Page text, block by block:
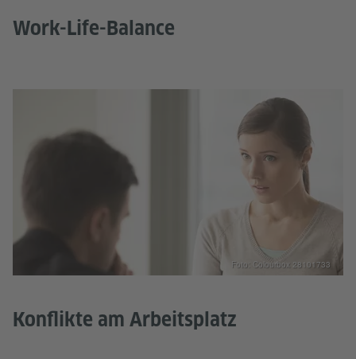
Work-Life-Balance
Konflikte am Arbeitsplatz
Foto: Colourbox 28101733